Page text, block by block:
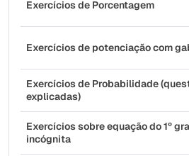
Exercícios de Porcentagem
Exercícios de potenciação com
Exercícios de Probabilidade
explicadas)
Exercícios sobre equação do 1º
incógnita